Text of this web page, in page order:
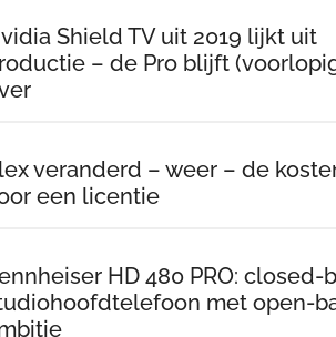
Shield TV uit 2019 lijkt uit
– de Pro blijft
veranderd – weer – de
een licentie
HD 480 PRO: closed-
met open-